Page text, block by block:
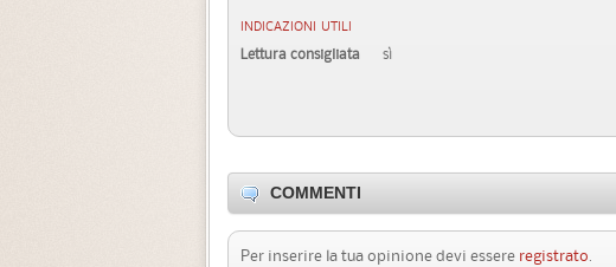
INDICAZIONI UTILI
Lettura consigliata sì
COMMENTI
Per inserire la tua opinione devi essere registrato